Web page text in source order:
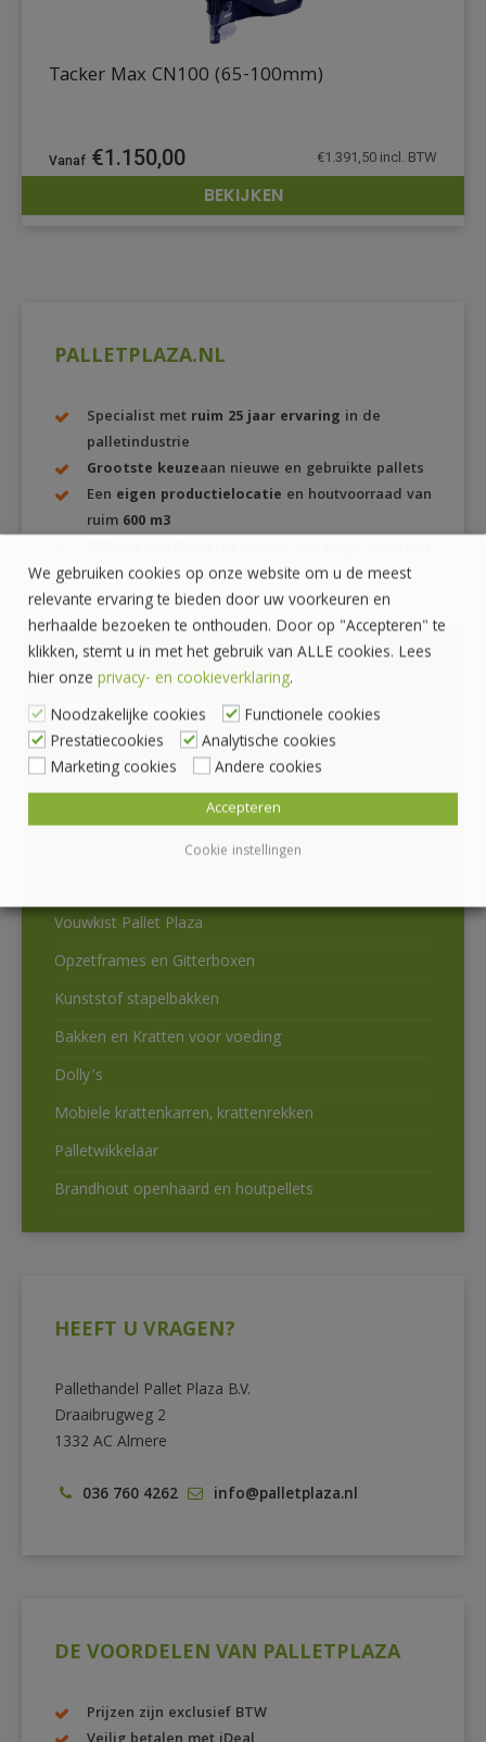
PALLETPLAZA.NL
Specialist met ruim 25 jaar ervaring in de
palletindustrie
Grootste keuzeaan nieuwe en gebruikte pallets
Een eigen productielocatie en houtvoorraad van
ruim 600 m3
ALLE PALLETS VAN ONZE
PALLETHANDEL
SALE Kijk hier voor leuke aanbiedingen
Vouwkist Pallet Plaza
Opzetframes en Gitterboxen
Kunststof stapelbakken
Bakken en Kratten voor voeding
Dolly’s
Mobiele krattenkarren, krattenrekken
Palletwikkelaar
Brandhout openhaard en houtpellets
HEEFT U VRAGEN?
Pallethandel Pallet Plaza B.V.
Draaibrugweg 2
1332 AC Almere
036 760 4262 info@palletplaza.nl
DE VOORDELEN VAN PALLETPLAZA
Prijzen zijn exclusief BTW
DETAILS
Tacker Max CN100 (65-100mm)
€1.150,00 €1.391,50 incl. BTW
BEKIJKEN
We gebruiken cookies op onze website om u de meest
relevante ervaring te bieden door uw voorkeuren en
herhaalde bezoeken te onthouden. Door op "Accepteren" te
klikken, stemt u in met het gebruik van ALLE cookies. Lees
hier onze privacy- en cookieverklaring.
Noodzakelijke cookies
Functionele cookies
Prestatiecookies
Analytische cookies
Marketing cookies
Andere cookies
Cookie instellingen
Accepteren